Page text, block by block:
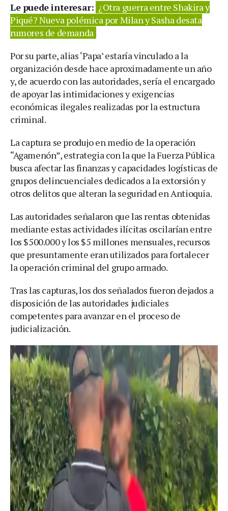
Le puede interesar: ¿Otra guerra entre Shakira y
Piqué? Nueva polémica por Milan y Sasha desata
rumores de demanda
Por su parte, alias ‘Papa’ estaría vinculado a la
organización desde hace aproximadamente un año
y, de acuerdo con las autoridades, sería el encargado
de apoyar las intimidaciones y exigencias
económicas ilegales realizadas por la estructura
criminal.
La captura se produjo en medio de la operación
“Agamenón”, estrategia con la que la Fuerza Pública
busca afectar las finanzas y capacidades logísticas de
grupos delincuenciales dedicados a la extorsión y
otros delitos que alteran la seguridad en Antioquia.
Las autoridades señalaron que las rentas obtenidas
mediante estas actividades ilícitas oscilarían entre
los $500.000 y los $5 millones mensuales, recursos
que presuntamente eran utilizados para fortalecer
la operación criminal del grupo armado.
Tras las capturas, los dos señalados fueron dejados a
disposición de las autoridades judiciales
competentes para avanzar en el proceso de
judicialización.